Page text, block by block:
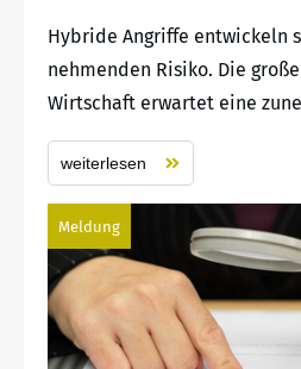
Hybride Angriffe entwickeln
nehmenden Risiko. Die
Wirtschaft erwartet eine
weiterlesen
Meldung